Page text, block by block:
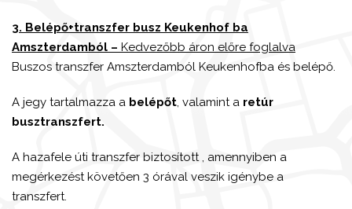
3. Belépő+transzfer busz Keukenhof ba
Amszterdamból – Kedvezőbb áron előre foglalva
Buszos transzfer Amszterdamból Keukenhofba és belépő.
A jegy tartalmazza a belépőt , valamint a retúr
busztranszfert.
A hazafele úti transzfer biztosított , amennyiben a
megérkezést követően 3 órával veszik igénybe a
transzfert.